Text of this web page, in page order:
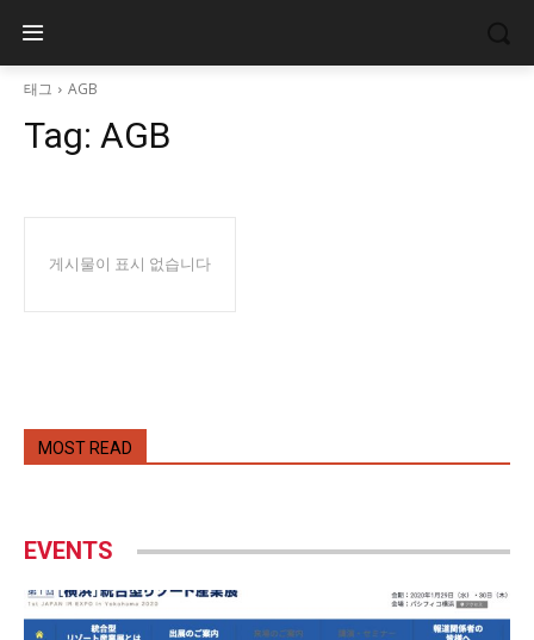
태그 AGB
Tag: AGB
게시물이 표시 없습니다
MOST READ
EVENTS